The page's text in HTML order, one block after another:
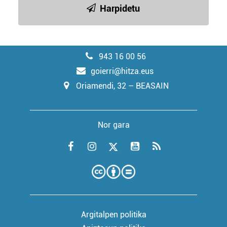
Harpidetu
943 16 00 56
goierri@hitza.eus
Oriamendi, 32 – BEASAIN
Nor gara
Argitalpen politika